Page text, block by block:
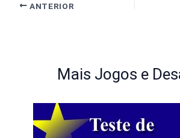
ANTERIOR
Mais Jogos e